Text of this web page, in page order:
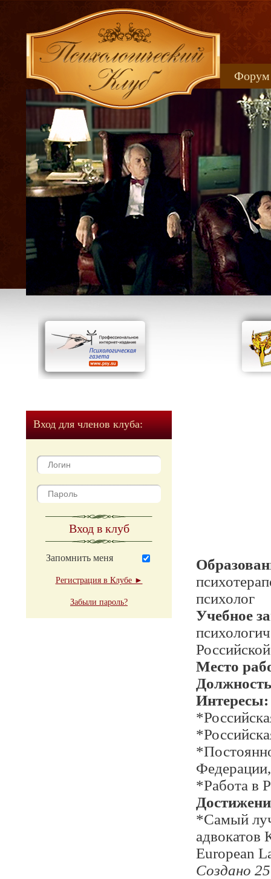
Форум
Вход для членов клуба:
Вход в клуб
Запомнить меня
Регистрация в Клубе ►
Забыли пароль?
психолог
Учебное
Место
Интересы:
Федерации,
*Работа в
*Самый
адвокатов
European
Создано